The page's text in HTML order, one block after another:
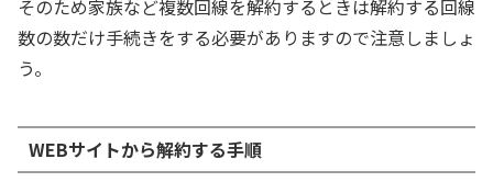
そのため家族など複数回線を解約するときは解約する回線
数の数だけ手続きをする必要がありますので注意しましょ
う。
WEBサイトから解約する手順